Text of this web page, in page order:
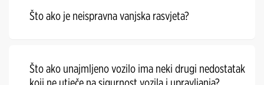
Što ako je neispravna vanjska rasvjeta?
Što ako unajmljeno vozilo ima neki drugi nedostatak